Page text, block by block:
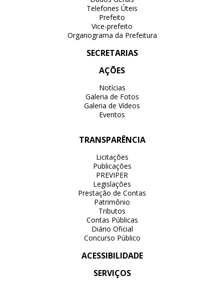
Telefones Úteis
Prefeito
Vice-prefeito
Organograma da Prefeitura
SECRETARIAS
AÇÕES
Notícias
Galeria de Fotos
Galeria de Vídeos
Eventos
TRANSPARÊNCIA
Licitações
Publicações
PREVIPER
Legislações
Prestação de Contas
Patrimônio
Tributos
Contas Públicas
Diário Oficial
Concurso Público
ACESSIBILIDADE
SERVIÇOS